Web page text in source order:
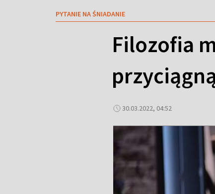
PYTANIE NA ŚNIADANIE
Filozofia
30.03.2022, 04:52